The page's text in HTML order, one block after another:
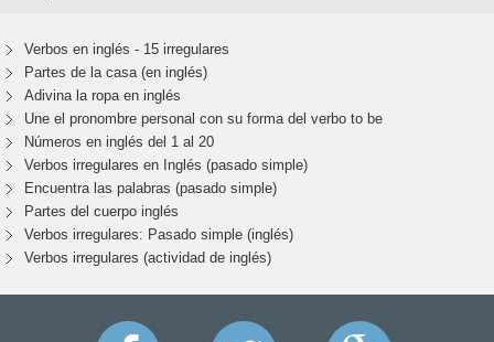
Verbos en inglés - 15 irregulares
Partes de la casa (en inglés)
Adivina la ropa en inglés
Une el pronombre personal con su forma del verbo to be
Números en inglés del 1 al 20
Verbos irregulares en Inglés (pasado simple)
Encuentra las palabras (pasado simple)
Partes del cuerpo inglés
Verbos irregulares: Pasado simple (inglés)
Verbos irregulares (actividad de inglés)